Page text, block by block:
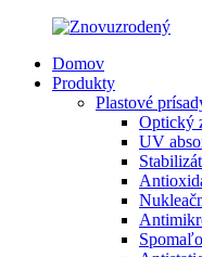
Domov
Produkty
Plastové
Optický
UV